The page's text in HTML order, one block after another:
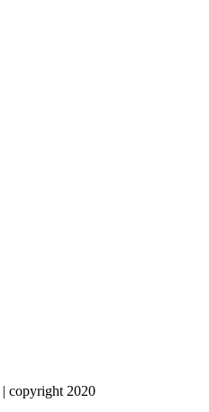
| copyright 2020